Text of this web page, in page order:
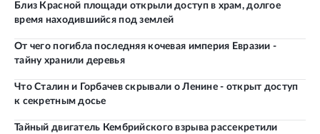
Близ Красной площади открыли доступ в храм, долгое
время находившийся под землей
От чего погибла последняя кочевая империя Евразии -
тайну хранили деревья
Что Сталин и Горбачев скрывали о Ленине - открыт доступ
к секретным досье
Тайный двигатель Кембрийского взрыва рассекретили